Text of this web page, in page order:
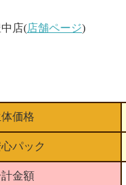
店(店舗ページ)
価格
パック
金額